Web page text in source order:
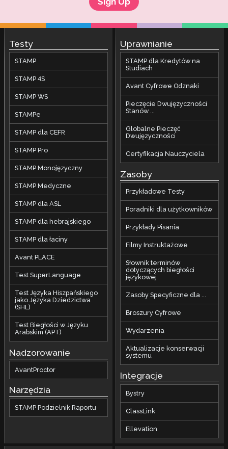
Testy
STAMP
STAMP 4S
STAMP WS
STAMPe
STAMP dla CEFR
STAMP Pro
STAMP Monojęzyczny
STAMP Medyczne
STAMP dla ASL
STAMP dla hebrajskiego
STAMP dla łaciny
Avant PLACE
Test SuperLanguage
Test Języka Hiszpańskiego
jako Języka Dziedzictwa
(SHL)
Test Biegłości w Języku
Arabskim (APT)
Nadzorowanie
AvantProctor
Narzędzia
STAMP Podzielnik Raportu
Uprawnianie
STAMP dla Kredytów na
Studiach
Avant Cyfrowe Odznaki
Pieczęcie Dwujęzyczności
Stanów ...
Globalne Pieczęć
Dwujęzyczności
Certyfikacja Nauczyciela
Zasoby
Przykładowe Testy
Poradniki dla użytkowników
Przykłady Pisania
Filmy Instruktażowe
Słownik terminów
dotyczących biegłości
językowej
Zasoby Specyficzne dla ...
Broszury Cyfrowe
Wydarzenia
Aktualizacje konserwacji
systemu
Integracje
Bystry
ClassLink
Ellevation